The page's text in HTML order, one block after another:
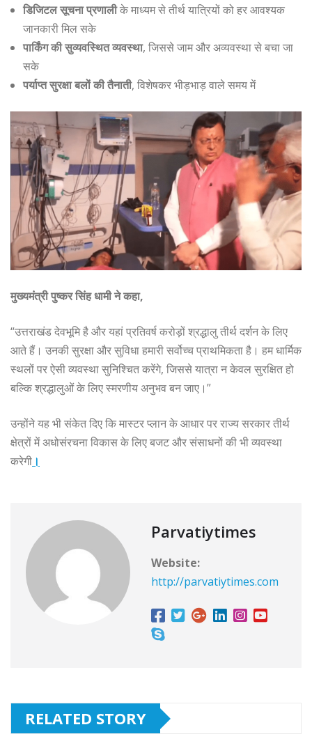
डिजिटल सूचना प्रणालीके माध्यम से तीर्थ यात्रियों को हर आवश्यक
जानकारी मिल सके
पार्किंग की सुव्यवस्थित व्यवस्था, जिससे जाम और अव्यवस्था से बचा जा
सके
पर्याप्त सुरक्षा बलों की तैनाती, विशेषकर भीड़भाड़ वाले समय में
मुख्यमंत्री पुष्कर सिंह धामी ने कहा,
“उत्तराखंड देवभूमि है और यहां प्रतिवर्ष करोड़ों श्रद्धालु तीर्थ दर्शन के लिए
आते हैं। उनकी सुरक्षा और सुविधा हमारी सर्वोच्च प्राथमिकता है। हम धार्मिक
स्थलों पर ऐसी व्यवस्था सुनिश्चित करेंगे, जिससे यात्रा न केवल सुरक्षित हो
बल्कि श्रद्धालुओं के लिए स्मरणीय अनुभव बन जाए।”
उन्होंने यह भी संकेत दिए कि मास्टर प्लान के आधार पर राज्य सरकार तीर्थ
क्षेत्रों में अधोसंरचना विकास के लिए बजट और संसाधनों की भी व्यवस्था
करेगी ।
Parvatiytimes
Website:
http://parvatiytimes.com
RELATED STORY